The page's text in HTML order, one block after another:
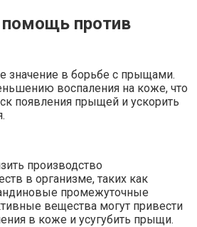
против
значение в борьбе с прыщами.
воспаления на коже, что
появления прыщей и ускорить
производство
в организме, таких как
промежуточные
вещества могут привести
в коже и усугубить прыщи.